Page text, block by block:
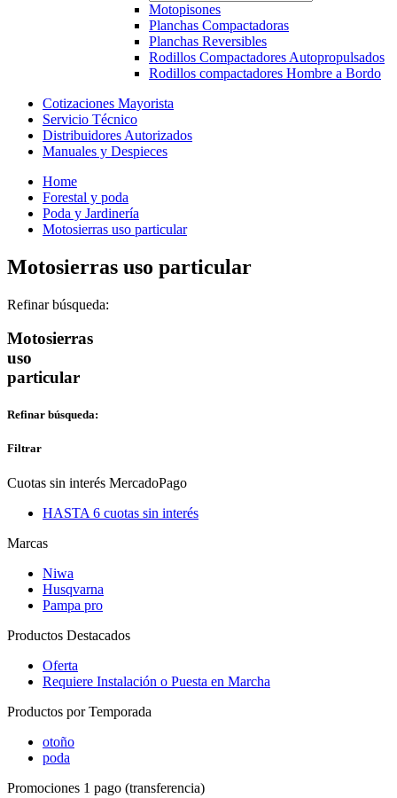
Motopisones
Planchas Compactadoras
Planchas Reversibles
Rodillos Compactadores Autopropulsados
Rodillos compactadores Hombre a Bordo
Cotizaciones Mayorista
Servicio Técnico
Distribuidores Autorizados
Manuales y Despieces
Home
Forestal y poda
Poda y Jardinería
Motosierras uso particular
Motosierras uso particular
Refinar búsqueda:
Motosierras
uso
particular
Refinar búsqueda:
Filtrar
Cuotas sin interés MercadoPago
HASTA 6 cuotas sin interés
Marcas
Niwa
Husqvarna
Pampa pro
Productos Destacados
Oferta
Requiere Instalación o Puesta en Marcha
Productos por Temporada
otoño
poda
Promociones 1 pago (transferencia)